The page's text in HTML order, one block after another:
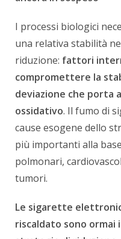
I processi biologici
una relativa stabilità
riduzione: fattori
compromettere la
deviazione che porta
ossidativo. Il fumo di
cause esogene dello
più importanti alla
polmonari,
tumori.
Le sigarette
riscaldato sono ormai